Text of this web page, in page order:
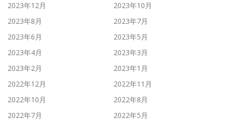
2023年12月
2023年10月
2023年8月
2023年7月
2023年6月
2023年5月
2023年4月
2023年3月
2023年2月
2023年1月
2022年12月
2022年11月
2022年10月
2022年8月
2022年7月
2022年5月